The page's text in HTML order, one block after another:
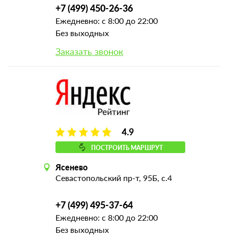
+7 (499) 450-26-36
Ежедневно: с 8:00 до 22:00
Без выходных
Заказать звонок
4.9
ПОСТРОИТЬ МАРШРУТ
Ясенево
Севастопольский пр-т, 95Б, с.4
+7 (499) 495-37-64
Ежедневно: с 8:00 до 22:00
Без выходных